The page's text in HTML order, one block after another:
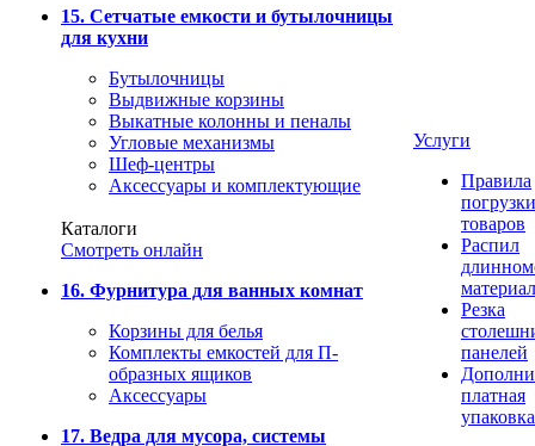
15. Сетчатые емкости и бутылочницы
для кухни
Бутылочницы
Выдвижные корзины
Выкатные колонны и пеналы
Угловые механизмы
Шеф-центры
Аксессуары и комплектующие
Каталоги
Смотреть онлайн
16. Фурнитура для ванных комнат
Корзины для белья
Комплекты емкостей для П-
образных ящиков
Аксессуары
17. Ведра для мусора, системы
Услуги
Правила
погрузки
товаров
Распил
Резка
панелей
платная
упаковка